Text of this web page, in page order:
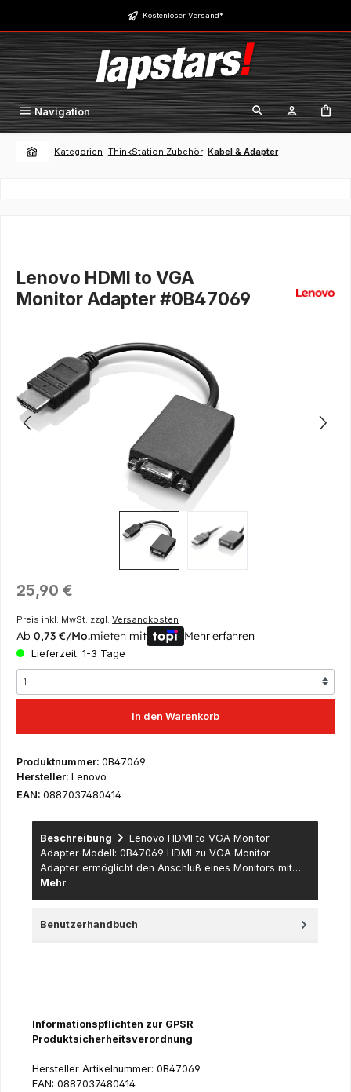
Zum Hauptinhalt springen Kostenloser Versand*
Navigation
Kategorien ThinkStation Zubehör Kabel & Adapter
Lenovo HDMI to VGA
Monitor Adapter #0B47069
Bildergalerie überspringen
Regulärer Preis:
25,90 €
Preis inkl. MwSt. zzgl. Versandkosten
Ab 0,73 €/Mo.mieten mit Mehr erfahren
Lieferzeit: 1-3 Tage
In den Warenkorb
Produktnummer: 0B47069
Hersteller: Lenovo
EAN: 0887037480414
Beschreibung
Lenovo HDMI to VGA Monitor
Adapter Modell: 0B47069 HDMI zu VGA Monitor
Adapter ermöglicht den Anschluß eines Monitors mit…
Mehr
Benutzerhandbuch
Informationspflichten zur GPSR
Produktsicherheitsverordnung
Hersteller Artikelnummer: 0B47069
EAN: 0887037480414